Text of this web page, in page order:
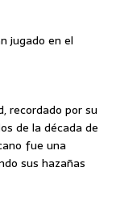
jugado en el
recordado por su
de la década de
fue una
sus hazañas